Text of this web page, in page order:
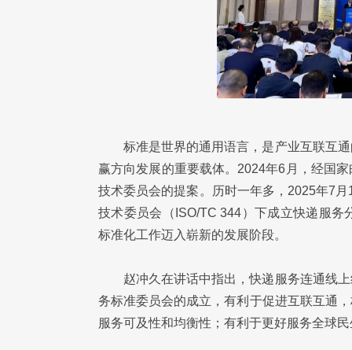
标准是世界的通用语言，是产业互联互
赢方向发展的重要载体。2024年6月，经国
技术委员会的提案。历时一年多，2025年7
技术委员会（ISO/TC 344）下成立快递服
标准化工作迈入崭新的发展阶段。
赵冲久在讲话中指出，快递服务连通线
务标准委员会的成立，有利于促进互联互通
服务可及性和均衡性；有利于更好服务全球